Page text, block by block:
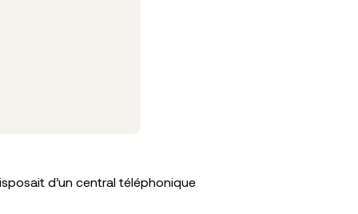
d’un central téléphonique